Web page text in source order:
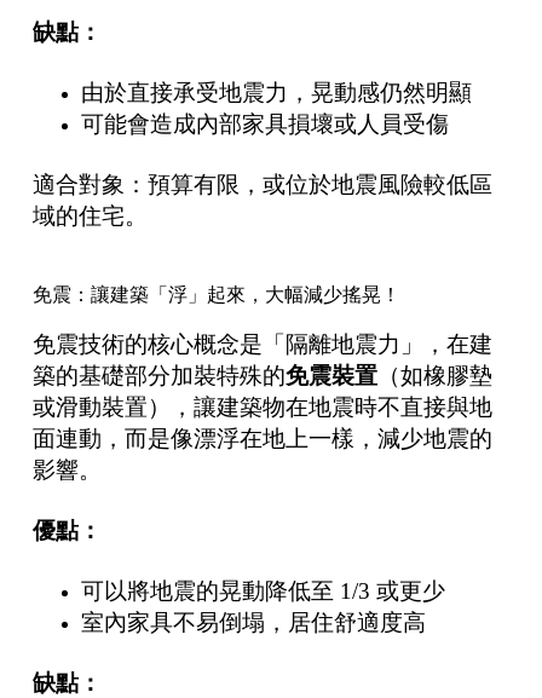
缺點：
由於直接承受地震力，晃動感仍然明顯
可能會造成內部家具損壞或人員受傷
適合對象：預算有限，或位於地震風險較低區
域的住宅。
免震：讓建築「浮」起來，大幅減少搖晃！
免震技術的核心概念是「隔離地震力」，在建
築的基礎部分加裝特殊的免震裝置（如橡膠墊
或滑動裝置），讓建築物在地震時不直接與地
面連動，而是像漂浮在地上一樣，減少地震的
影響。
優點：
可以將地震的晃動降低至 1/3 或更少
室內家具不易倒塌，居住舒適度高
缺點：